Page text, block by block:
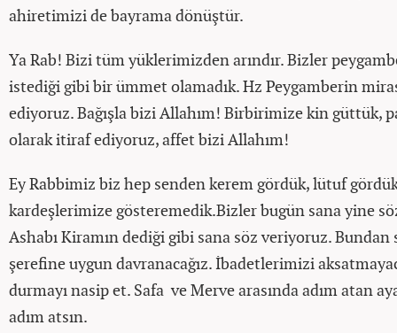
ahiretimizi de bayrama dönüştür.
Ya Rab! Bizi tüm yüklerimizden arındır. Bizler
istediği gibi bir ümmet olamadık. Hz Peygamberin
ediyoruz. Bağışla bizi Allahım! Birbirimize kin güttük,
olarak itiraf ediyoruz, affet bizi Allahım!
Ey Rabbimiz biz hep senden kerem gördük, lütuf
kardeşlerimize gösteremedik.Bizler bugün sana yine
Ashabı Kiramın dediği gibi sana söz veriyoruz.
şerefine uygun davranacağız. İbadetlerimizi
durmayı nasip et. Safa ve Merve arasında adım atan
adım atsın.